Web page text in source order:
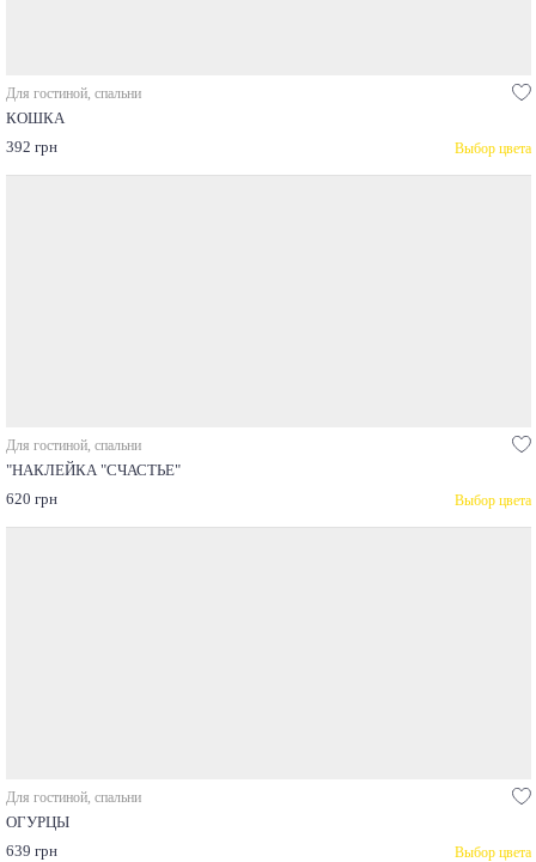
Для гостиной, спальни
КОШКА
392 грн
Выбор цвета
Для гостиной, спальни
"НАКЛЕЙКА "СЧАСТЬЕ"
620 грн
Выбор цвета
Для гостиной, спальни
ОГУРЦЫ
639 грн
Выбор цвета